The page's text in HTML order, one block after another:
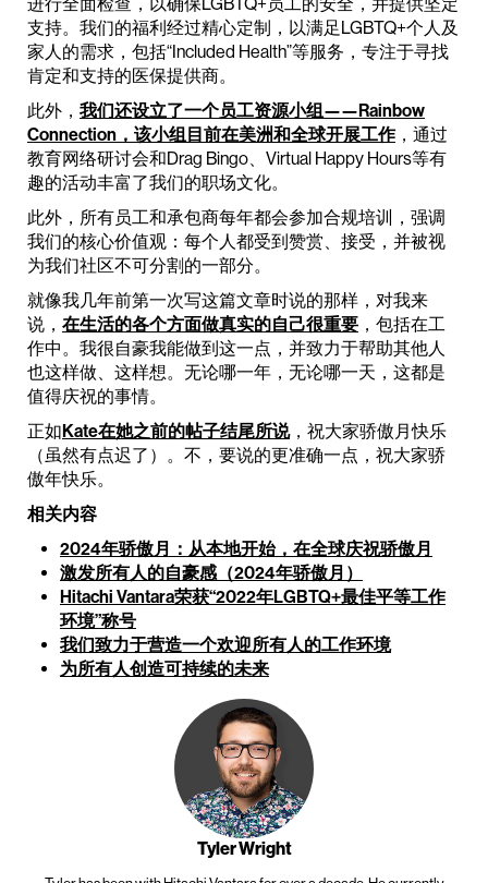
支持。我们的福利经过精心定制，以满足LGBTQ+个人及
家人的需求，包括“Included Health”等服务，专注于寻找
肯定和支持的医保提供商。
此外， 我们还设立了一个员工资源小组——Rainbow
Connection，该小组目前在美洲和全球开展工作，通过
教育网络研讨会和Drag Bingo、Virtual Happy Hours等有
趣的活动丰富了我们的职场文化。
此外，所有员工和承包商每年都会参加合规培训，强调
我们的核心价值观：每个人都受到赞赏、接受，并被视
为我们社区不可分割的一部分。
就像我几年前第一次写这篇文章时说的那样，对我来
说， 在生活的各个方面做真实的自己很重要 ，包括在工
作中。我很自豪我能做到这一点，并致力于帮助其他人
也这样做、这样想。无论哪一年，无论哪一天，这都是
值得庆祝的事情。
正如Kate在她之前的帖子结尾所说，祝大家骄傲月快乐
（虽然有点迟了）。不，要说的更准确一点，祝大家骄
傲年快乐。
相关内容
2024年骄傲月：从本地开始，在全球庆祝骄傲月
激发所有人的自豪感（2024年骄傲月）
Hitachi Vantara荣获“2022年LGBTQ+最佳平等工作
环境”称号
我们致力于营造一个欢迎所有人的工作环境
为所有人创造可持续的未来
Tyler Wright